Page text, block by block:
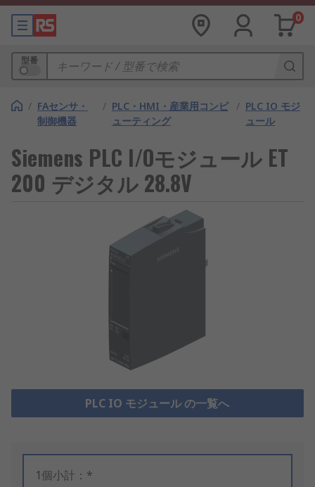
0
型番
/ FAセンサ・
制御機器
/ PLC・HMI・産業用コンピ
ューティング
/ PLC IO モジ
ュール
Siemens PLC I/Oモジュール ET
200 デジタル 28.8V
PLC IO モジュール の一覧へ
1個小計：*